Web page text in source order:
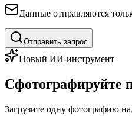
Данные отправляются
Отправить запрос
Новый ИИ-инструмент
Сфотографируйте
Загрузите одну фотографию